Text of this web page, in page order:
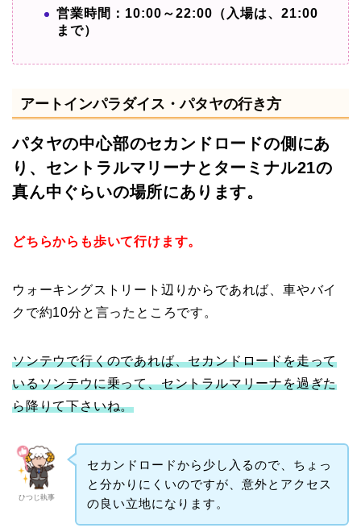
営業時間：10:00～22:00（入場は、21:00
まで）
アートインパラダイス・パタヤの行き方
パタヤの中心部のセカンドロードの側にあ
り、セントラルマリーナとターミナル21の
真ん中ぐらいの場所にあります。
どちらからも歩いて行けます。
ウォーキングストリート辺りからであれば、車やバイ
クで約10分と言ったところです。
ソンテウで行くのであれば、セカンドロードを走って
いるソンテウに乗って、セントラルマリーナを過ぎた
ら降りて下さいね。
ひつじ執事
セカンドロードから少し入るので、ちょっ
と分かりにくいのですが、意外とアクセス
の良い立地になります。